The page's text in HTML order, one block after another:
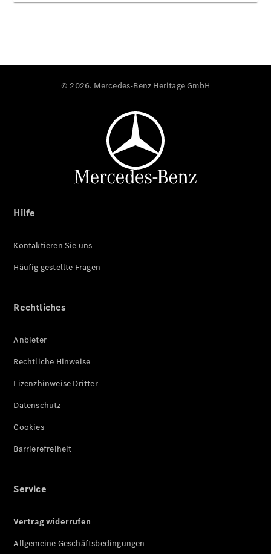
© 2026. Mercedes-Benz Heritage GmbH
Hilfe
Kontaktieren Sie uns
Häufig gestellte Fragen
Rechtliches
Anbieter
Rechtliche Hinweise
Lizenzhinweise Dritter
Datenschutz
Cookies
Barrierefreiheit
Service
Vertrag widerrufen
Allgemeine Geschäftsbedingungen